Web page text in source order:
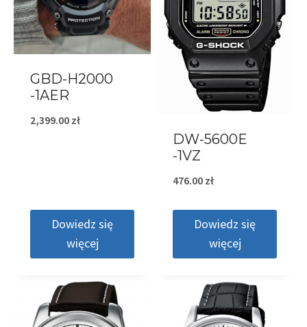
GBD-H2000
-1AER
2,399.00 zł
Dowiedz się
więcej
DW-5600E
-1VZ
476.00 zł
Dowiedz się
więcej